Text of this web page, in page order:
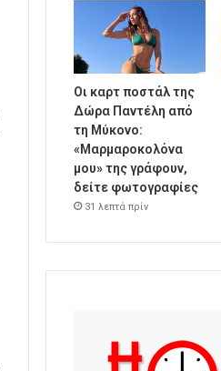
Οι καρτ ποστάλ της
Δώρα Παντέλη από
τη Μύκονο:
«Μαρμαροκολόνα
μου» της γράφουν,
δείτε φωτογραφίες
31 λεπτά πρίν